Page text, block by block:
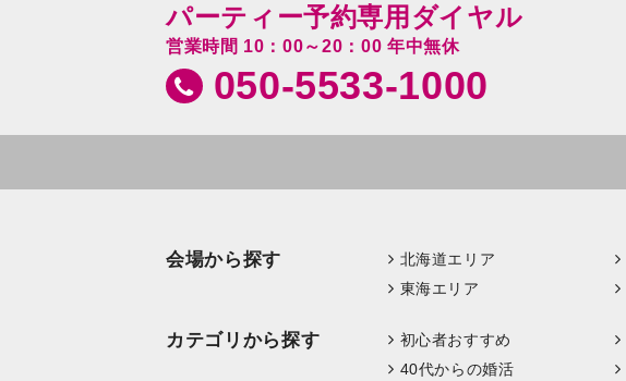
パーティー予約専用ダイヤル
営業時間 10：00～20：00 年中無休
050-5533-1000
会場から探す 北海道エリア
東海エリア
カテゴリから探す 初心者おすすめ
40代からの婚活